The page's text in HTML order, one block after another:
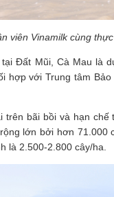
viên Vinamilk cùng
Đất Mũi, Cà Mau là
hợp với Trung tâm
trên bãi bồi và hạn
lớn bởi hơn 71.000
là 2.500-2.800 cây/ha.